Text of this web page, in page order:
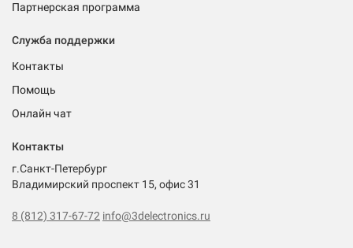
Партнерская программа
Служба поддержки
Контакты
Помощь
Онлайн чат
Контакты
г.Санкт-Петербург
Владимирский проспект 15, офис 31
8 (812) 317-67-72 info@3delectronics.ru